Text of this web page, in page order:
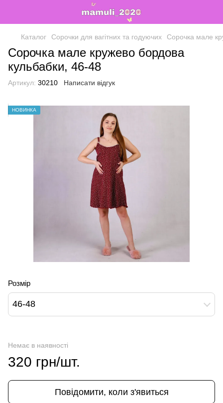
Каталог Сорочки для вагітних та годуючих Сорочка мале
Сорочка мале кружево бордова
кульбабки, 46-48
Артикул: 30210 Написати відгук
НОВИНКА
Розмір
46-48
Немає в наявності
320 грн/шт.
Повідомити, коли з'явиться